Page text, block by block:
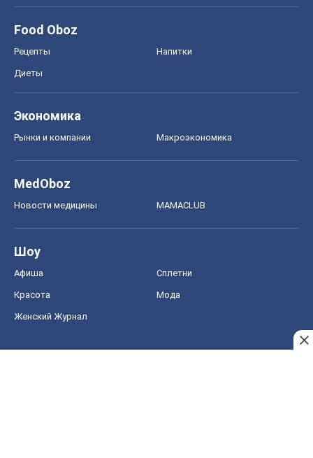
Food Oboz
Рецепты Напитки
Диеты
Экономика
Рынки и компании Mакроэкономика
MedOboz
Новости медицины MAMACLUB
Шоу
Афиша Сплетни
Красота Мода
Женский Журнал